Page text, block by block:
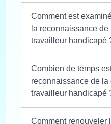
Comment est
la reconnaissance
travailleur handicapé
Combien de temps
reconnaissance de la
travailleur handicapé
Comment renouveler